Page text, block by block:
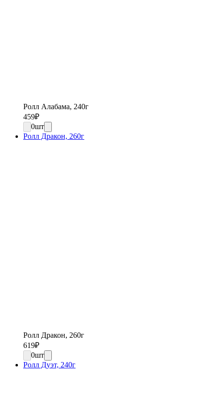
Ролл Алабама, 240г
459₽
0шт
Ролл Дракон, 260г
Ролл Дракон, 260г
619₽
0шт
Ролл Дуэт, 240г